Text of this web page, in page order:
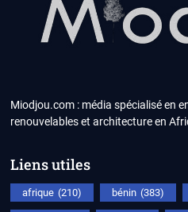
Miodjou.com : média spécialisé en
renouvelables et architecture en
Liens utiles
afrique (210) bénin (383)